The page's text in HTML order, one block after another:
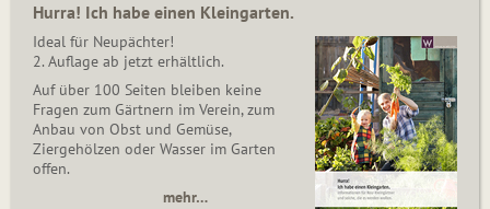
Hurra! Ich habe einen Kleingarten.
Ideal für Neupächter!
2. Auflage ab jetzt erhältlich.
Auf über 100 Seiten bleiben keine
Fragen zum Gärtnern im Verein, zum
Anbau von Obst und Gemüse,
Ziergehölzen oder Wasser im Garten
offen.
mehr…